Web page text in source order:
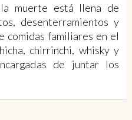
muerte está llena de
desenterramientos y
comidas familiares en el
chirrinchi, whisky y
de juntar los